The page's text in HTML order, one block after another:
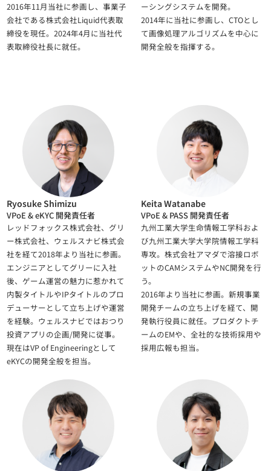
2016年11月当社に参画し、事業子
会社である株式会社Liquid代表取
締役を現任。2024年4月に当社代
表取締役社長に就任。
ーシングシステムを開発。
2014年に当社に参画し、CTOとし
て画像処理アルゴリズムを中心に
開発全般を指揮する。
Ryosuke Shimizu
VPoE & eKYC 開発責任者
レッドフォックス株式会社、グリ
ー株式会社、ウェルスナビ株式会
社を経て2018年より当社に参画。
エンジニアとしてグリーに入社
後、ゲーム運営の魅力に惹かれて
内製タイトルやIPタイトルのプロ
デューサーとして立ち上げや運営
を経験。ウェルスナビではおつり
投資アプリの企画/開発に従事。
現在はVP of Engineeringとして
eKYCの開発全般を担当。
Keita Watanabe
VPoE & PASS 開発責任者
九州工業大学生命情報工学科およ
び九州工業大学大学院情報工学科
専攻。株式会社アマダで溶接ロボ
ットのCAMシステムやNC開発を行
う。
2016年より当社に参画。新規事業
開発チームの立ち上げを経て、開
発執行役員に就任。プロダクトチ
ームのEMや、全社的な技術採用や
採用広報も担当。